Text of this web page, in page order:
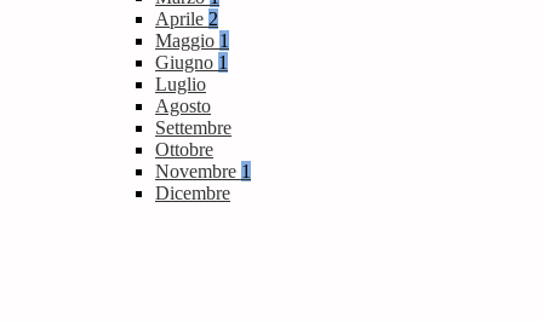
Aprile 2
Maggio 1
Giugno 1
Luglio
Agosto
Settembre
Ottobre
Novembre 1
Dicembre